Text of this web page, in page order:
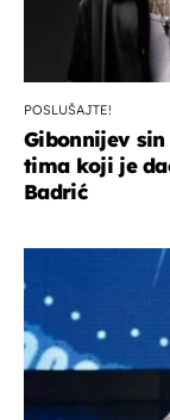
POSLUŠAJTE!
Gibonnijev
tima koji je
Badrić